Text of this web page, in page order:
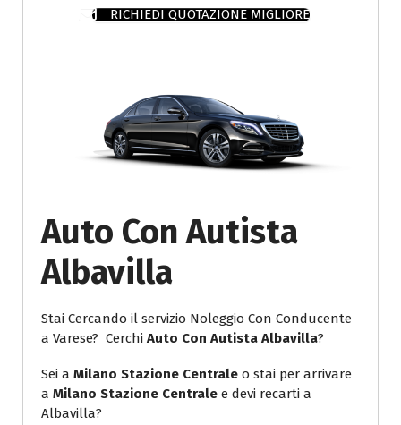
RICHIEDI QUOTAZIONE MIGLIORE
Auto Con Autista
Albavilla
Stai Cercando il servizio Noleggio Con Conducente
a Varese? Cerchi Auto Con Autista Albavilla?
Sei a Milano Stazione Centrale o stai per arrivare
a Milano Stazione Centrale e devi recarti a
Albavilla?